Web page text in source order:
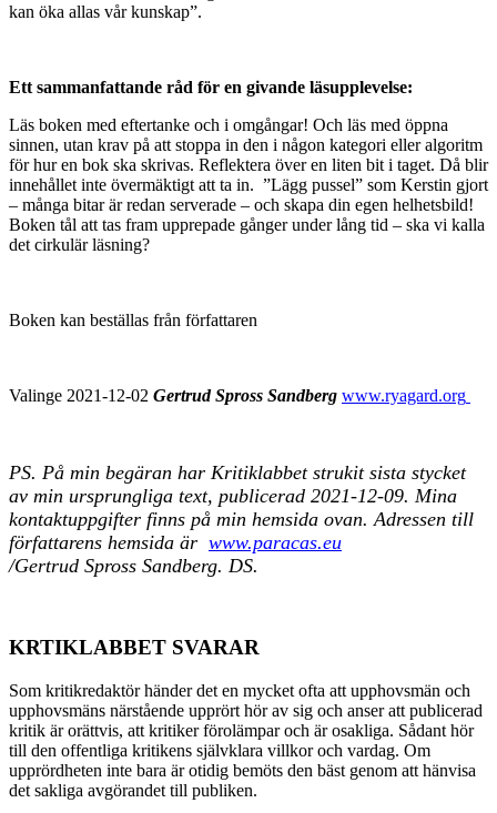
kan öka allas vår kunskap”.
Ett sammanfattande råd för en givande läsupplevelse:
Läs boken med eftertanke och i omgångar! Och läs med öppna
sinnen, utan krav på att stoppa in den i någon kategori eller algoritm
för hur en bok ska skrivas. Reflektera över en liten bit i taget. Då blir
innehållet inte övermäktigt att ta in. ”Lägg pussel” som Kerstin gjort
– många bitar är redan serverade – och skapa din egen helhetsbild!
Boken tål att tas fram upprepade gånger under lång tid – ska vi kalla
det cirkulär läsning?
Boken kan beställas från författaren
Valinge 2021-12-02 Gertrud Spross Sandberg www.ryagard.org
PS. På min begäran har Kritiklabbet strukit sista stycket
av min ursprungliga text, publicerad 2021-12-09. Mina
kontaktuppgifter finns på min hemsida ovan. Adressen till
författarens hemsida är www.paracas.eu
/Gertrud Spross Sandberg. DS.
KRTIKLABBET SVARAR
Som kritikredaktör händer det en mycket ofta att upphovsmän och
upphovsmäns närstående upprört hör av sig och anser att publicerad
kritik är orättvis, att kritiker förolämpar och är osakliga. Sådant hör
till den offentliga kritikens självklara villkor och vardag. Om
upprördheten inte bara är otidig bemöts den bäst genom att hänvisa
det sakliga avgörandet till publiken.